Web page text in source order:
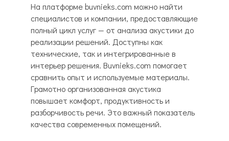
На платформе buvnieks.com можно найти
специалистов и компании, предоставляющие
полный цикл услуг — от анализа акустики до
реализации решений. Доступны как
технические, так и интегрированные в
интерьер решения. Buvnieks.com помогает
сравнить опыт и используемые материалы.
Грамотно организованная акустика
повышает комфорт, продуктивность и
разборчивость речи. Это важный показатель
качества современных помещений.